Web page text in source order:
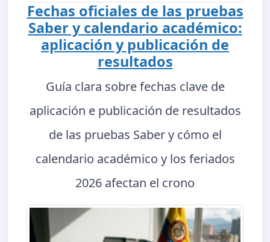
Fechas oficiales de las pruebas
Saber y calendario académico:
aplicación y publicación de
resultados
Guía clara sobre fechas clave de
aplicación e publicación de resultados
de las pruebas Saber y cómo el
calendario académico y los feriados
2026 afectan el crono